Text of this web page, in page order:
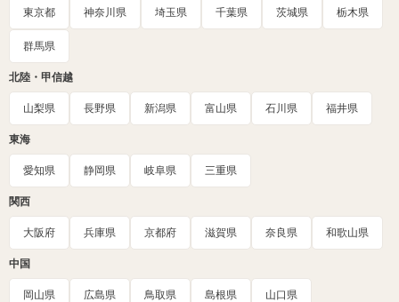
東京都 神奈川県 埼玉県 千葉県 茨城県 栃木県
群馬県
北陸・甲信越
山梨県 長野県 新潟県 富山県 石川県 福井県
東海
愛知県 静岡県 岐阜県 三重県
関西
大阪府 兵庫県 京都府 滋賀県 奈良県 和歌山県
中国
岡山県 広島県 鳥取県 島根県 山口県